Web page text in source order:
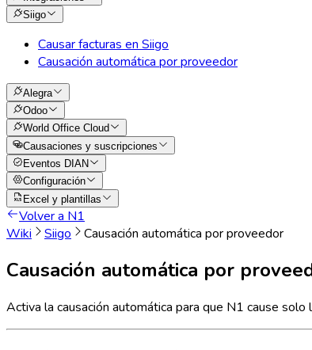
Siigo
Causar facturas en Siigo
Causación automática por proveedor
Alegra
Odoo
World Office Cloud
Causaciones y suscripciones
Eventos DIAN
Configuración
Excel y plantillas
Volver a N1
Wiki
Siigo Causación automática por proveedor
Causación automática por
Activa la causación automática para que N1 cause